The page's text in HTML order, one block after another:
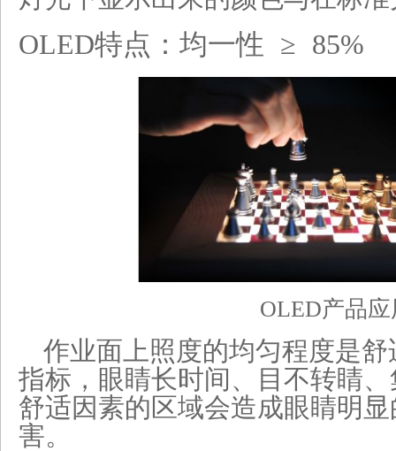
OLED特点：均一性 ≥ 85%
OLED产品应
作业面上照度的均匀程度是
指标，眼睛长时间、目不转睛
舒适因素的区域会造成眼睛明
害。